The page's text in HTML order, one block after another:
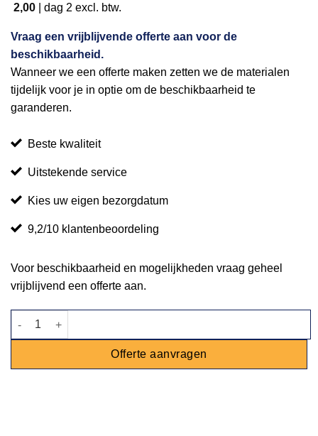
2,00 dag 2 excl. btw.
Vraag een vrijblijvende offerte aan voor de
beschikbaarheid.
Wanneer we een offerte maken zetten we de materialen
tijdelijk voor je in optie om de beschikbaarheid te
garanderen.
Beste kwaliteit
Uitstekende service
Kies uw eigen bezorgdatum
9,2/10 klantenbeoordeling
Voor beschikbaarheid en mogelijkheden vraag geheel
vrijblijvend een offerte aan.
Buffettafel 183x76cm aantal
Offerte aanvragen